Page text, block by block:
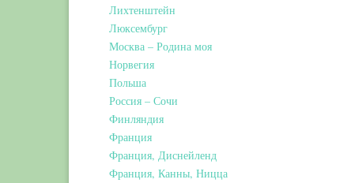
Лихтенштейн
Люксембург
Москва – Родина моя
Норвегия
Польша
Россия – Сочи
Финляндия
Франция
Франция, Диснейленд
Франция, Канны, Ницца